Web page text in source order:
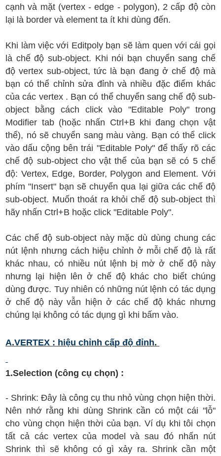
cạnh và mặt (vertex - edge - polygon), 2 cấp độ còn
lại là border và element ta ít khi dùng đến.
Khi làm việc với Editpoly bạn sẽ làm quen với cái gọi
là chế độ sub-object. Khi nói bạn chuyển sang chế
độ vertex sub-object, tức là bạn đang ở chế độ mà
bạn có thể chỉnh sửa đỉnh và nhiều đặc điểm khác
của các vertex . Bạn có thể chuyển sang chế độ sub-
object bằng cách click vào "Editable Poly" trong
Modifier tab (hoặc nhấn Ctrl+B khi đang chọn vật
thể), nó sẽ chuyển sang màu vàng. Bạn có thể click
vào dấu cộng bên trái "Editable Poly" để thấy rõ các
chế độ sub-object cho vật thể của bạn sẽ có 5 chế
độ: Vertex, Edge, Border, Polygon and Element. Với
phím "Insert" bạn sẽ chuyển qua lại giữa các chế độ
sub-object. Muốn thoát ra khỏi chế độ sub-object thì
hãy nhấn Ctrl+B hoặc click "Editable Poly".
Các chế độ sub-object này mặc dù dùng chung các
nút lệnh nhưng cách hiệu chỉnh ở mỗi chế độ là rất
khác nhau, có nhiều nút lệnh bị mờ ở chế độ này
nhưng lại hiện lên ở chế độ khác cho biết chúng
dùng được. Tuy nhiên có những nút lệnh có tác dụng
ở chế độ này vẫn hiện ở các chế độ khác nhưng
chúng lại không có tác dụng gì khi bấm vào.
A.VERTEX : hiệu chỉnh cấp độ đỉnh.
1.Selection (công cụ chọn) :
- Shrink: Đây là công cụ thu nhỏ vùng chọn hiện thời.
Nên nhớ rằng khi dùng Shrink cần có một cái "lỗ"
cho vùng chọn hiện thời của bạn. Ví dụ khi tôi chọn
tất cả các vertex của model và sau đó nhấn nút
Shrink thì sẽ không có gì xảy ra. Shrink cần một